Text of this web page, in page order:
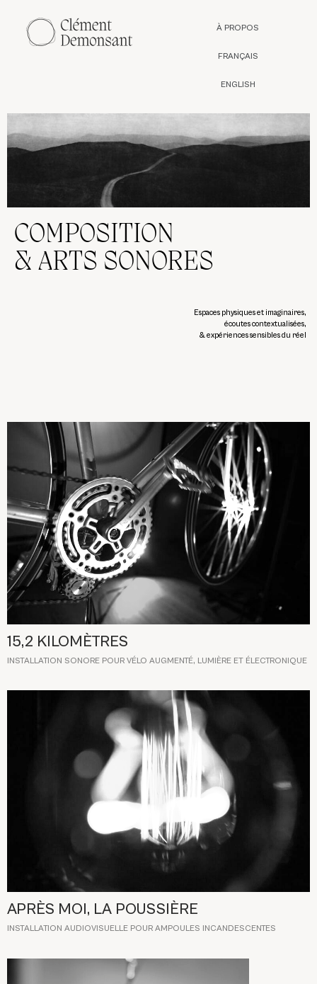
À PROPOS
FRANÇAIS
ENGLISH
COMPOSITION
& ARTS SONORES
Espaces physiques et imaginaires,
écoutes contextualisées,
& expériences sensibles du réel
15,2 KILOMÈTRES
INSTALLATION SONORE POUR VÉLO AUGMENTÉ, LUMIÈRE ET ÉLECTRONIQUE
APRÈS MOI, LA POUSSIÈRE
INSTALLATION AUDIOVISUELLE POUR AMPOULES INCANDESCENTES